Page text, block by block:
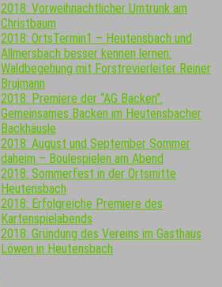
2018: Vorweihnachtlicher Umtrunk am
Christbaum
2018: OrtsTermin1 – Heutensbach und
Allmersbach besser kennen lernen:
Waldbegehung mit Forstrevierleiter Reiner
Brujmann
2018: Premiere der “AG Backen”:
Gemeinsames Backen im Heutensbacher
Backhäusle
2018: August und September Sommer
daheim – Boulespielen am Abend
2018: Sommerfest in der Ortsmitte
Heutensbach
2018: Erfolgreiche Premiere des
Kartenspielabends
2018: Gründung des Vereins im Gasthaus
Löwen in Heutensbach